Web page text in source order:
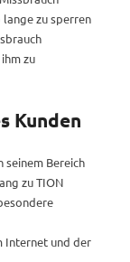
lange zu sperren
zu
Kunden
seinem Bereich
zu TION
Internet und der